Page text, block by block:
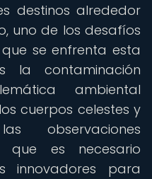
destinos alrededor
uno de los desafíos
se enfrenta esta
la contaminación
ambiental
cuerpos celestes y
que es necesario
innovadores para